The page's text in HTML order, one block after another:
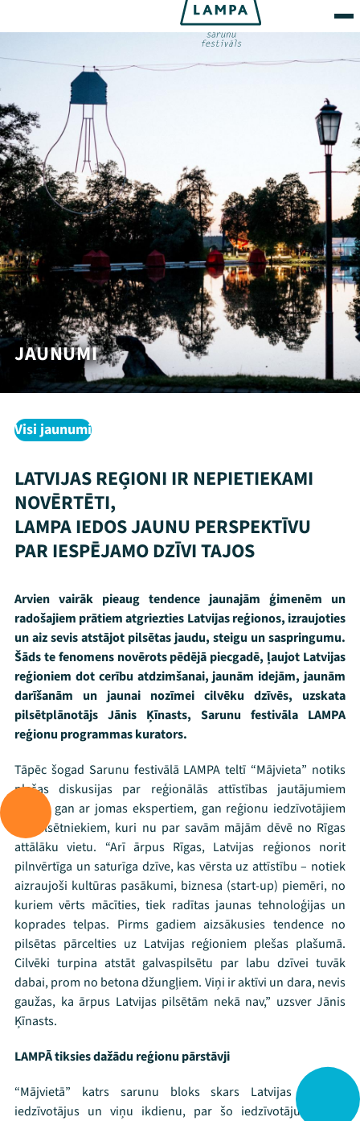
JAUNUMI
Visi jaunumi
LATVIJAS REĢIONI IR NEPIETIEKAMI
NOVĒRTĒTI,
LAMPA IEDOS JAUNU PERSPEKTĪVU
PAR IESPĒJAMO DZĪVI TAJOS
Arvien vairāk pieaug tendence jaunajām ģimenēm un
radošajiem prātiem atgriezties Latvijas reģionos, izraujoties
un aiz sevis atstājot pilsētas jaudu, steigu un saspringumu.
Šāds te fenomens novērots pēdējā piecgadē, ļaujot Latvijas
reģioniem dot cerību atdzimšanai, jaunām idejām, jaunām
darīšanām un jaunai nozīmei cilvēku dzīvēs, uzskata
pilsētplānotājs Jānis Ķīnasts, Sarunu festivāla LAMPA
reģionu programmas kurators.
Tāpēc šogad Sarunu festivālā LAMPA teltī “Mājvieta” notiks
plašas diskusijas par reģionālās attīstības jautājumiem
Latvijā gan ar jomas ekspertiem, gan reģionu iedzīvotājiem
un pilsētniekiem, kuri nu par savām mājām dēvē no Rīgas
attālāku vietu. “Arī ārpus Rīgas, Latvijas reģionos norit
pilnvērtīga un saturīga dzīve, kas vērsta uz attīstību – notiek
aizraujoši kultūras pasākumi, biznesa (start-up) piemēri, no
kuriem vērts mācīties, tiek radītas jaunas tehnoloģijas un
koprades telpas. Pirms gadiem aizsākusies tendence no
pilsētas pārcelties uz Latvijas reģioniem plešas plašumā.
Cilvēki turpina atstāt galvaspilsētu par labu dzīvei tuvāk
dabai, prom no betona džungļiem. Viņi ir aktīvi un dara, nevis
gaužas, ka ārpus Latvijas pilsētām nekā nav,” uzsver Jānis
Ķīnasts.
LAMPĀ tiksies dažādu reģionu pārstāvji
“Mājvietā” katrs sarunu bloks skars Latvijas reģionu
iedzīvotājus un viņu ikdienu, par šo iedzīvotāju idejām